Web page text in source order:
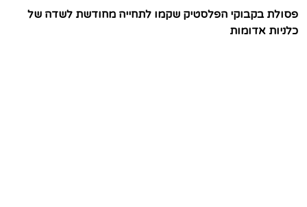
פסולת בקבוקי הפלסטיק שקמו לתחייה מחודשת לשדה של
כלניות אדומות